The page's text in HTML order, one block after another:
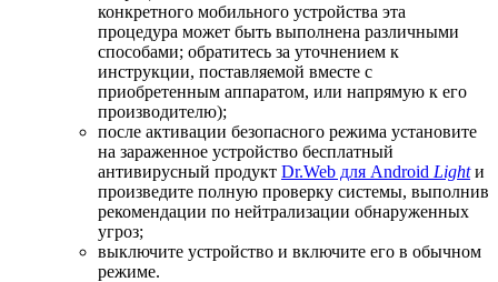
конкретного мобильного устройства эта
процедура может быть выполнена различными
способами; обратитесь за уточнением к
инструкции, поставляемой вместе с
приобретенным аппаратом, или напрямую к его
производителю);
после активации безопасного режима установите
на зараженное устройство бесплатный
антивирусный продукт Dr.Web для Android Lightи
произведите полную проверку системы, выполнив
рекомендации по нейтрализации обнаруженных
угроз;
выключите устройство и включите его в обычном
режиме.